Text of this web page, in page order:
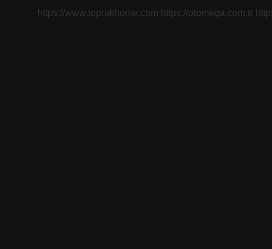
https://www.toprakhome.com https://otomega.com.tr